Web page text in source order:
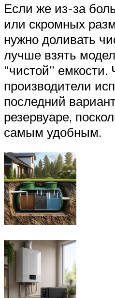
Если же из-за
или скромных
нужно доливать
лучше взять
“чистой” емкости.
производители
последний
резервуаре,
самым удобным.